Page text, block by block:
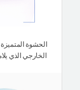
الحشوة
الخارجي الذي